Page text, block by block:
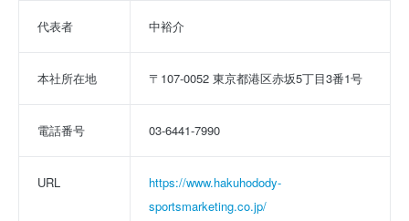
代表者 中裕介
本社所在地 〒107-0052 東京都港区赤坂5丁目3番1号
電話番号 03-6441-7990
URL
https://www.hakuhodody-
sportsmarketing.co.jp/